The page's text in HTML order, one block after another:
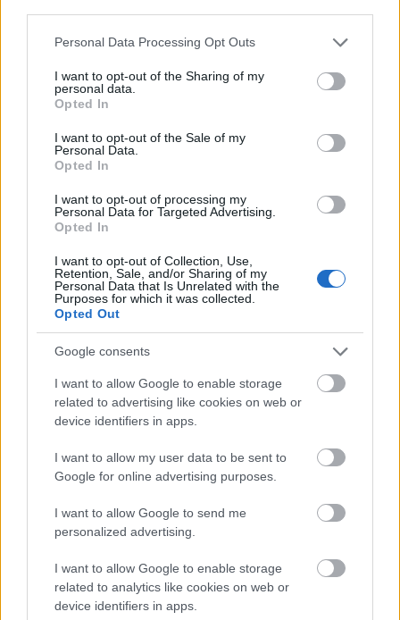
Please note that this website/app uses one or more Google
not limited to your visit or usage behaviour. You may click to
grant or deny consent to Google and its third-party tags to
use your data for below specified purposes in below Google
consent section.
Personal Data Processing Opt Outs
I want to opt-out of the Sharing of my
personal data.
Opted In
I want to opt-out of the Sale of my
Personal Data.
Opted In
I want to opt-out of processing my
Personal Data for Targeted Advertising.
Opted In
I want to opt-out of Collection, Use,
Retention, Sale, and/or Sharing of my
Personal Data that Is Unrelated with the
Purposes for which it was collected.
Opted Out
Google consents
I want to allow Google to enable storage
related to advertising like cookies on web or
device identifiers in apps.
I want to allow my user data to be sent to
Google for online advertising purposes.
I want to allow Google to send me
personalized advertising.
I want to allow Google to enable storage
related to analytics like cookies on web or
device identifiers in apps.
Musso: Mert szeretlek
BBerni86•2025. április 14.
Fülszöveg: Ahol ​szeretet van, ott sosincs sötétség.
Három ember, akinek sosem kellett volna
tréfát űz velük. Az ötéves Layla eltűnik egy Los
Angeles-i bevásárlóközpontból. Megrendült szülei a
történtek után különválnak.Öt évvel később a…
Ross: A firenzei könyvkereskedő
Vespasiano da Bisticci és az Arno-parti Athén
BBerni86•2025. április 03.